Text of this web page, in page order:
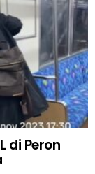
di Peron